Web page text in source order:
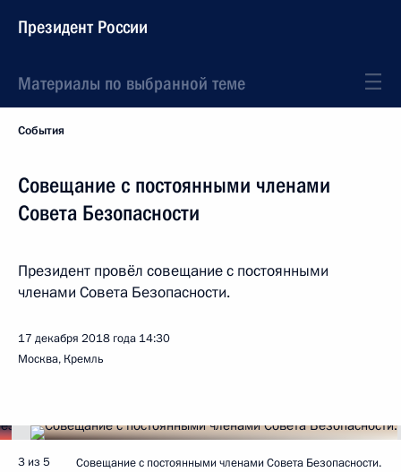
Президент России
Материалы по выбранной теме
События
Совещание с постоянными членами
Совета Безопасности
Президент провёл совещание с постоянными
членами Совета Безопасности.
17 декабря 2018 года 14:30
Москва, Кремль
3 из 5 Совещание с постоянными членами Совета Безопасности.